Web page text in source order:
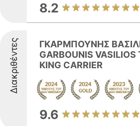
8.2
Διακριθέντες
ΓΚΑΡΜΠΟΥΝΗΣ
GARBOUNIS VASILIOS
KING CARRIER
9.6